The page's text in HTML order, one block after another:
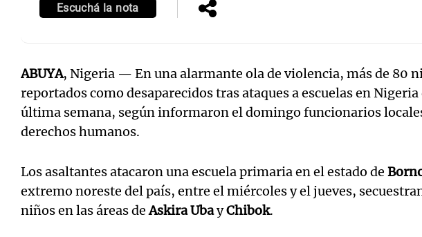
Escuchá la nota
ABUYA, Nigeria — En una alarmante ola de violencia, más de 80
reportados como desaparecidos tras ataques a escuelas en
última semana, según informaron el domingo funcionarios
derechos humanos.
Los asaltantes atacaron una escuela primaria en el estado de
extremo noreste del país, entre el miércoles y el jueves,
niños en las áreas deAskira UbayChibok.